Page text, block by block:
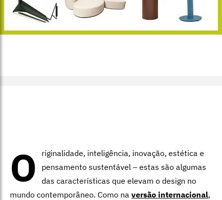
O
riginalidade, inteligência, inovação, estética e
pensamento sustentável – estas são algumas
das características que elevam o design no
mundo contemporâneo. Como na versão internacional,